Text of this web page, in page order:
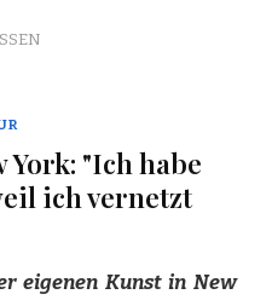
"Ich habe
ich vernetzt
eigenen Kunst in New